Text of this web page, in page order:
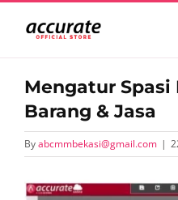
content
Mengatur Spasi
Barang & Jasa
Byabcmmbekasi@gmail.com |
View